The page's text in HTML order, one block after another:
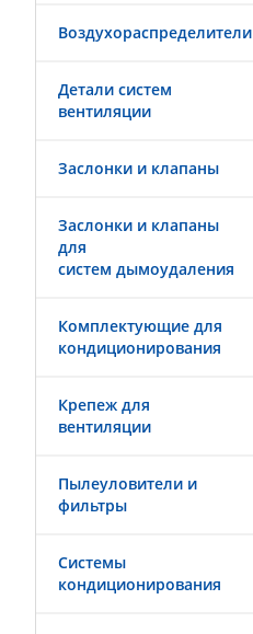
Воздухораспределители
Детали систем
вентиляции
Заслонки и клапаны
Заслонки и клапаны
для
систем дымоудаления
Комплектующие для
кондиционирования
Крепеж для
вентиляции
Пылеуловители и
фильтры
Системы
кондиционирования